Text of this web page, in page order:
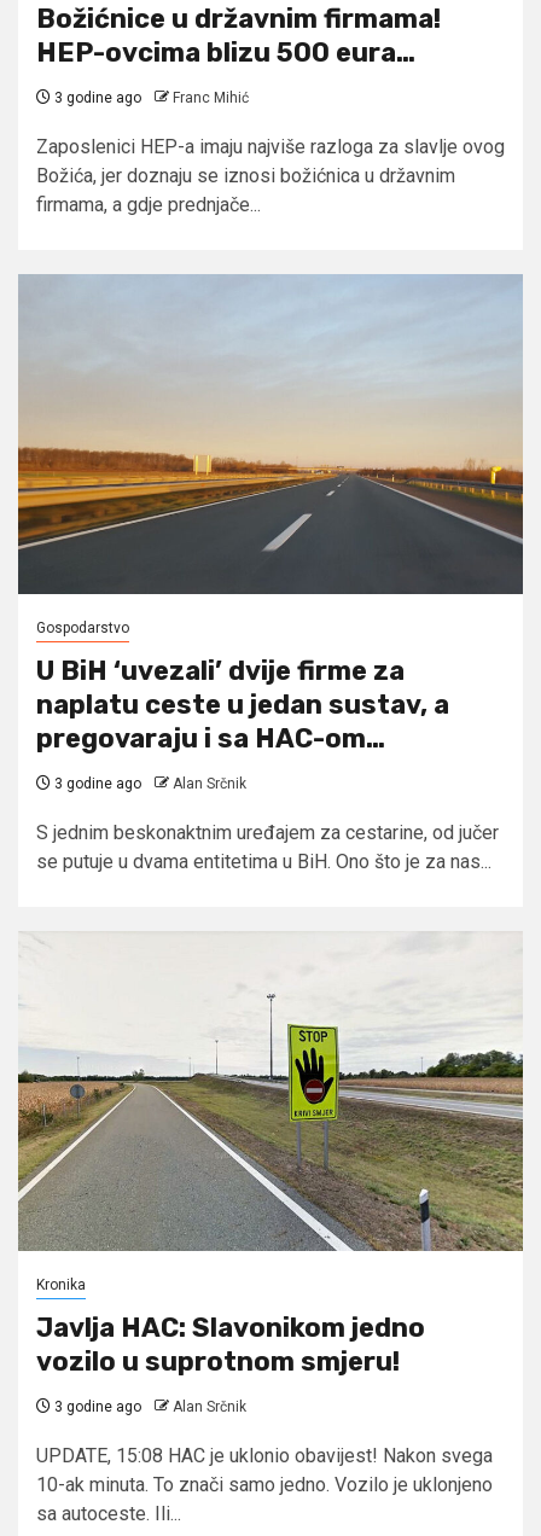
Božićnice u državnim firmama!
HEP-ovcima blizu 500 eura…
3 godine ago Franc Mihić
Zaposlenici HEP-a imaju najviše razloga za slavlje ovog
Božića, jer doznaju se iznosi božićnica u državnim
firmama, a gdje prednjače...
Gospodarstvo
U BiH ‘uvezali’ dvije firme za
naplatu ceste u jedan sustav, a
pregovaraju i sa HAC-om…
3 godine ago Alan Srčnik
S jednim beskonaktnim uređajem za cestarine, od jučer
se putuje u dvama entitetima u BiH. Ono što je za nas...
Kronika
Javlja HAC: Slavonikom jedno
vozilo u suprotnom smjeru!
3 godine ago Alan Srčnik
UPDATE, 15:08 HAC je uklonio obavijest! Nakon svega
10-ak minuta. To znači samo jedno. Vozilo je uklonjeno
sa autoceste. Ili...